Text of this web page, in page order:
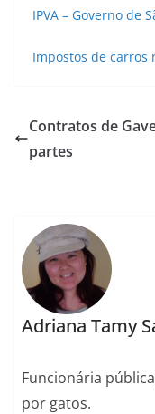
IPVA – Governo de
Impostos de carros
Contratos de
partes
Adriana Tamy
Funcionária
por gatos.